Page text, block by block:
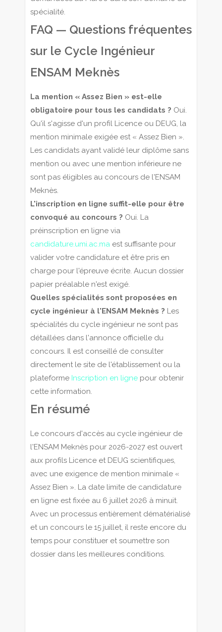
spécialité.
FAQ — Questions fréquentes
sur le Cycle Ingénieur
ENSAM Meknès
La mention « Assez Bien » est-elle
obligatoire pour tous les candidats ? Oui.
Qu'il s'agisse d'un profil Licence ou DEUG, la
mention minimale exigée est « Assez Bien ».
Les candidats ayant validé leur diplôme sans
mention ou avec une mention inférieure ne
sont pas éligibles au concours de l'ENSAM
Meknès.
L'inscription en ligne suffit-elle pour être
convoqué au concours ? Oui. La
préinscription en ligne via
candidature.umi.ac.ma est suffisante pour
valider votre candidature et être pris en
charge pour l'épreuve écrite. Aucun dossier
papier préalable n'est exigé.
Quelles spécialités sont proposées en
cycle ingénieur à l'ENSAM Meknès ? Les
spécialités du cycle ingénieur ne sont pas
détaillées dans l'annonce officielle du
concours. Il est conseillé de consulter
directement le site de l'établissement ou la
plateforme Inscription en ligne pour obtenir
cette information.
En résumé
Le concours d'accès au cycle ingénieur de
l'ENSAM Meknès pour 2026-2027 est ouvert
aux profils Licence et DEUG scientifiques,
avec une exigence de mention minimale «
Assez Bien ». La date limite de candidature
en ligne est fixée au 6 juillet 2026 à minuit.
Avec un processus entièrement dématérialisé
et un concours le 15 juillet, il reste encore du
temps pour constituer et soumettre son
dossier dans les meilleures conditions.